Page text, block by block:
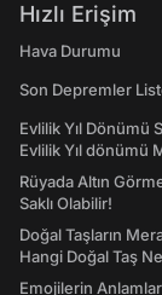
Hızlı Erişim
Hava Durumu
Son Depremler
Evlilik Yıl Dönümü
Evlilik Yıl dönümü
Rüyada Altın
Saklı Olabilir!
Doğal Taşların
Hangi Doğal Taş
Emojilerin